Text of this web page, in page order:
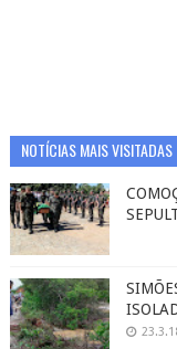
NOTÍCIAS MAIS VISITADAS